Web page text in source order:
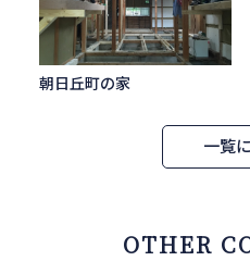
朝日丘町の家
一覧
OTHER